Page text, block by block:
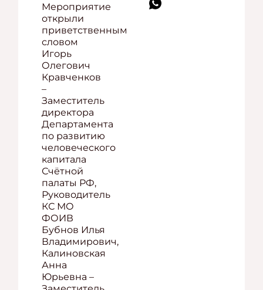
Мероприятие
открыли
приветственным
словом
Игорь
Олегович
Кравченков
–
Заместитель
директора
Департамента
по развитию
человеческого
капитала
Счётной
палаты РФ,
Руководитель
КС МО
ФОИВ
Бубнов Илья
Владимирович,
Калиновская
Анна
Юрьевна –